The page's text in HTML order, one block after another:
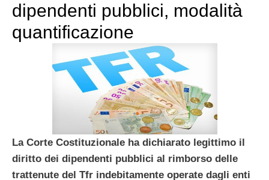
dipendenti pubblici, modalità
quantificazione
La Corte Costituzionale ha dichiarato legittimo il
diritto dei dipendenti pubblici al rimborso delle
trattenute del Tfr indebitamente operate dagli enti